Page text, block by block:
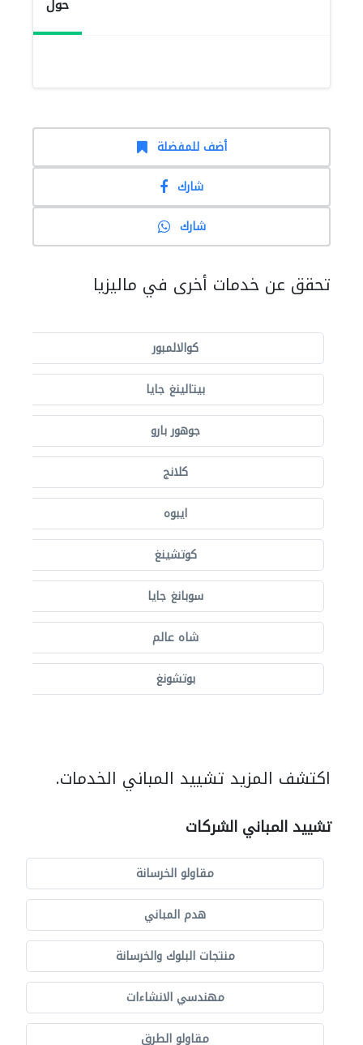
حول
أضف للمفضلة
شارك
شارك
تحقق عن خدمات أخرى في ماليزيا
كوالالمبور
بيتالينغ جايا
جوهور بارو
كلانج
ايبوه
كوتشينغ
سوبانغ جايا
شاه عالم
بوتشونغ
اكتشف المزيد تشييد المباني الخدمات.
تشييد المباني الشركات
مقاولو الخرسانة
هدم المباني
منتجات البلوك والخرسانة
مهندسي الانشاءات
مقاولو الطرق